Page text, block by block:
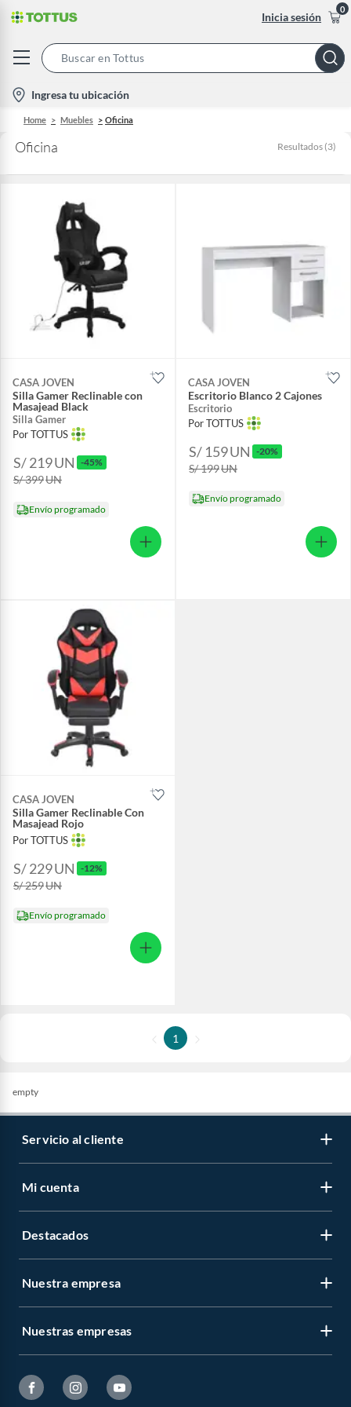
Inicia sesión
0
Bar
location-
icon
Ingresa tu ubicación
Home Muebles Oficina
Oficina Resultados (3)
CASA JOVEN
Silla Gamer Reclinable con
Masajead Black
Silla Gamer
Por TOTTUS
S/ 219UN -45%
S/ 399UN
Envío programado
CASA JOVEN
Escritorio Blanco 2 Cajones
Escritorio
Por TOTTUS
S/ 159UN -20%
S/ 199UN
Envío programado
CASA JOVEN
Silla Gamer Reclinable Con
Masajead Rojo
Por TOTTUS
S/ 229UN -12%
S/ 259UN
Envío programado
1
empty
Servicio al cliente
Mi cuenta
Destacados
Nuestra empresa
Nuestras empresas